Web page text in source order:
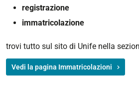
registrazione
immatricolazione
trovi tutto sul sito di Unife nella
Vedi la pagina Immatricolazioni